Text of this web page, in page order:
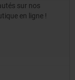
sur nos
en ligne !